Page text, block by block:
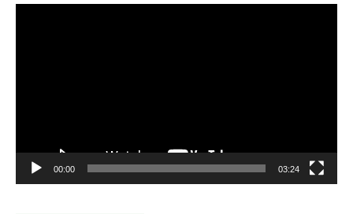
00:00 03:24